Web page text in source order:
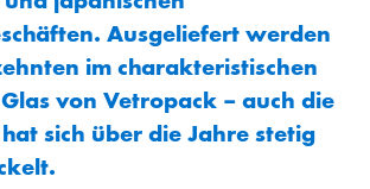
Ausgeliefert werden
im charakteristischen
von Vetropack – auch die
sich über die Jahre stetig